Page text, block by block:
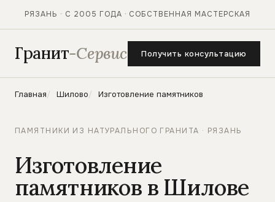
РЯЗАНЬ · С 2005 ГОДА · СОБСТВЕННАЯ МАСТЕРСКАЯ
Гранит-Сервис Получить консультацию
Главная Шилово Изготовление памятников
ПАМЯТНИКИ ИЗ НАТУРАЛЬНОГО ГРАНИТА · РЯЗАНЬ
Изготовление
памятников в Шилове